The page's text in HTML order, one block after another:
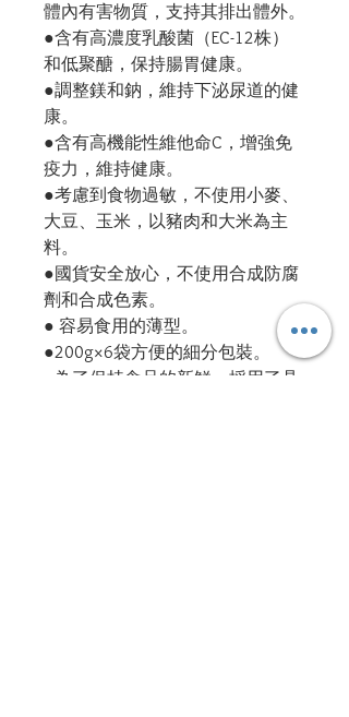
體內有害物質，支持其排出體外。
●含有高濃度乳酸菌（EC-12株）
和低聚醣，保持腸胃健康。
●調整鎂和鈉，維持下泌尿道的健
康。
●含有高機能性維他命C，增強免
疫力，維持健康。
●考慮到食物過敏，不使用小麥、
大豆、玉米，以豬肉和大米為主
料。
●國貨安全放心，不使用合成防腐
劑和合成色素。
● 容易食用的薄型。
●200g×6袋方便的細分包裝。
●為了保持食品的新鮮，採用了具